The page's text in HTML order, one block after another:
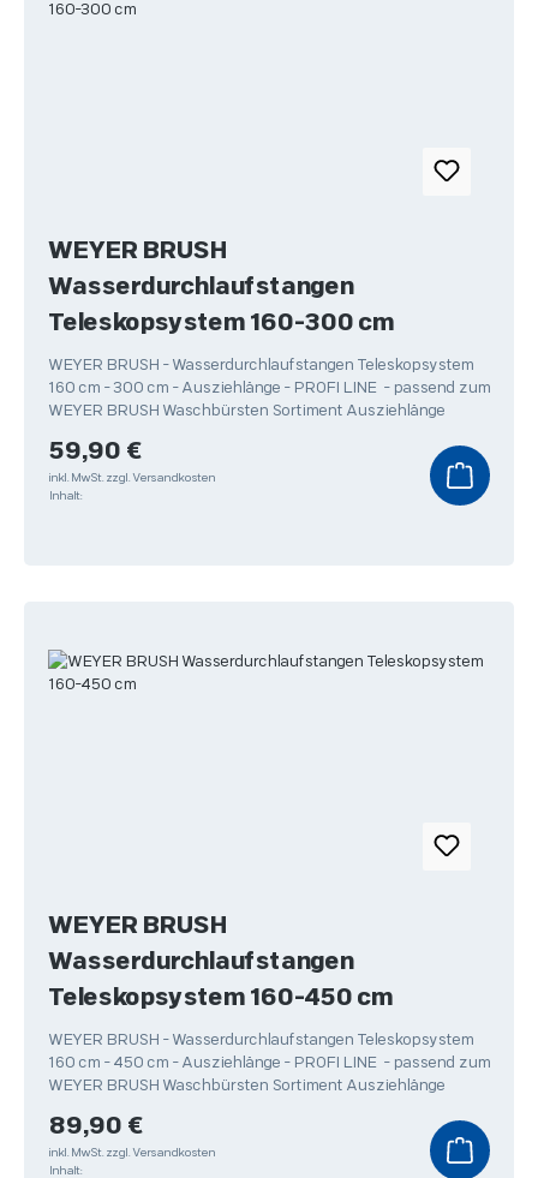
WEYER BRUSH
Wasserdurchlaufstangen
Teleskopsystem 160-300 cm
WEYER BRUSH - Wasserdurchlaufstangen Teleskopsystem
160 cm - 300 cm - Ausziehlänge - PROFI LINE - passend zum
WEYER BRUSH Waschbürsten Sortiment Ausziehlänge
Regulärer Preis:
59,90 €
inkl. MwSt. zzgl. Versandkosten
Inhalt:
WEYER BRUSH
Wasserdurchlaufstangen
Teleskopsystem 160-450 cm
WEYER BRUSH - Wasserdurchlaufstangen Teleskopsystem
160 cm - 450 cm - Ausziehlänge - PROFI LINE - passend zum
WEYER BRUSH Waschbürsten Sortiment Ausziehlänge
Regulärer Preis:
89,90 €
inkl. MwSt. zzgl. Versandkosten
Inhalt: